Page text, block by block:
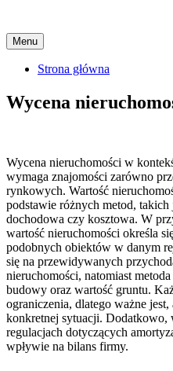
Menu Skip
to
content
Strona główna
Wycena
Wycena nieruchomości w
wymaga znajomości zarówno
rynkowych. Wartość
podstawie różnych metod,
dochodowa czy kosztowa. W
wartość nieruchomości określa
podobnych obiektów w danym
się na przewidywanych
nieruchomości, natomiast
budowy oraz wartość gruntu.
ograniczenia, dlatego ważne
konkretnej sytuacji. Dodatkowo,
regulacjach dotyczących
wpływie na bilans firmy.